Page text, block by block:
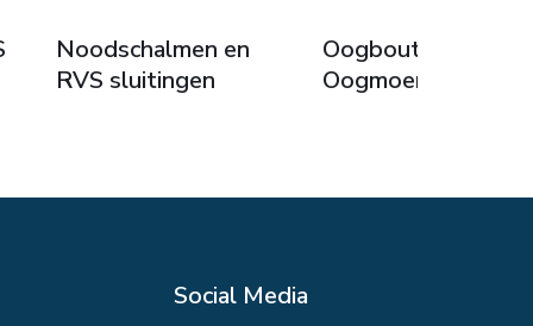
Noodschalmen en
RVS sluitingen
Oogbouten &
Oogmoeren
Social Media